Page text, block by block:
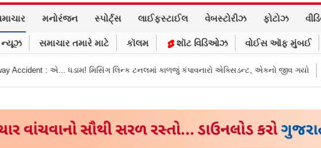
મનોરંજન સ્પોર્ટ્સ લાઈફસ્ટાઈલ વેબસ્ટોરીઝ ફોટોઝ
ન્યૂઝ સમાચાર તમારે માટે કૉલમ શૉટ વિડિઓઝ વોઈસ ઑફ મુંબઈ
મિસિંગ લિન્ક ટનલમાં કાળજું કંપાવનારો એક્સિડન્ટ, એકનો જીવ ગયો Gujarat News: